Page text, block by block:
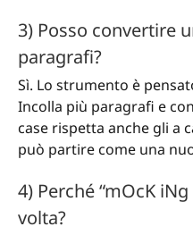
3) Posso convertire
paragrafi?
Sì. Lo strumento è
Incolla più paragrafi e
case rispetta anche gli a
può partire come una
4) Perché “mOcK
volta?